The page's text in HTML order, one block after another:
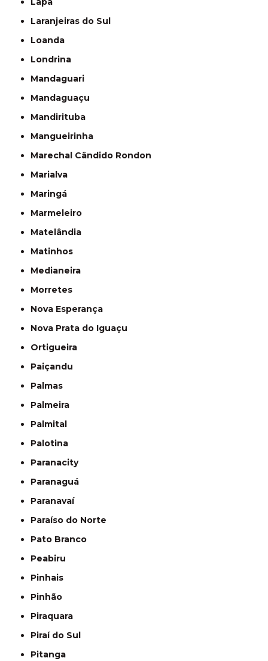
Laranjeiras do Sul
Loanda
Londrina
Mandaguari
Mandaguaçu
Mandirituba
Mangueirinha
Marechal Cândido Rondon
Marialva
Maringá
Marmeleiro
Matelândia
Matinhos
Medianeira
Morretes
Nova Esperança
Nova Prata do Iguaçu
Ortigueira
Paiçandu
Palmas
Palmeira
Palmital
Palotina
Paranacity
Paranaguá
Paranavaí
Paraíso do Norte
Pato Branco
Peabiru
Pinhais
Pinhão
Piraquara
Piraí do Sul
Pitanga